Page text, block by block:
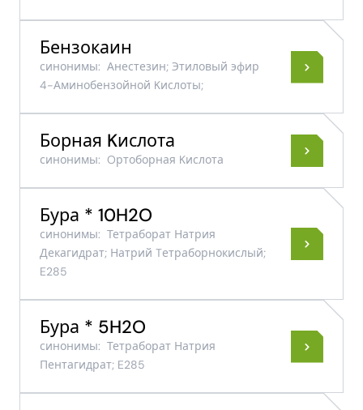
Бензокаин
синонимы: Анестезин; Этиловый эфир
4-Аминобензойной Kислоты;
Борная Kислота
синонимы: Oртоборная Kислота
Бура * 10H2O
синонимы: Тетраборат Натрия
Декагидрат; Натрий Tетраборнокислый;
E285
Бура * 5H2O
синонимы: Тетраборат Натрия
Пентагидрат; E285